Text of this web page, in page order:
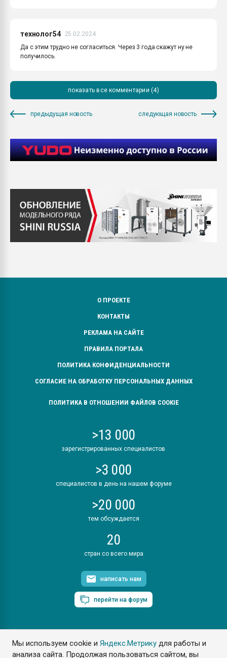
Мы используем cookie иЯндекс.Метрику для работы и
анализа сайта. Продолжая пользоваться сайтом, вы
технолог54
25.02.2024
Да с этим трудно не согласиться. Через 3 года скажут ну не
получилось.
показать все комментарии (4)
предыдущая новость следующая новость
О ПРОЕКТЕ
КОНТАКТЫ
РЕКЛАМА НА САЙТЕ
ПРАВИЛА ПОРТАЛА
ПОЛИТИКА КОНФИДЕНЦИАЛЬНОСТИ
СОГЛАСИЕ НА ОБРАБОТКУ ПЕРСОНАЛЬНЫХ ДАННЫХ
ПОЛИТИКА В ОТНОШЕНИИ ФАЙЛОВ COOKIE
>13 000
зарегистрированных специалистов
>3 000
специалистов в день на нашем форуме
>20 000
тем обсуждается
20
стран со всего мира
написать нам
перейти на форум
ПластЭксперт © 2006. Все права защищены
Разрешается копирование материалов сайта с обязательной